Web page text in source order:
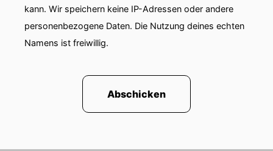
kann. Wir speichern keine IP-Adressen oder andere
personenbezogene Daten. Die Nutzung deines echten
Namens ist freiwillig.
Abschicken